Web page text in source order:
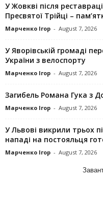
У Жовкві після
Пресвятої Трійці –
Марченко Ігор - August 7, 2026
У Яворівській громаді
України з велоспорту
Марченко Ігор - August 7, 2026
Загибель Романа Гука з
Марченко Ігор - August 7, 2026
У Львові викрили трьох
нападі на постояльця
Марченко Ігор - August 7, 2026